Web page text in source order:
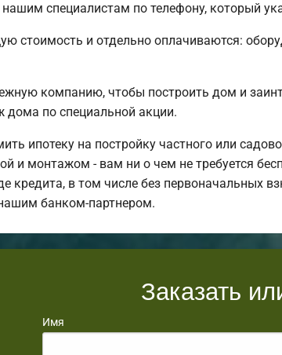
специалистам по телефону, который
стоимость и отдельно оплачиваются:
компанию, чтобы построить дом и
дома по специальной акции.
ипотеку на постройку частного или
и монтажом - вам ни о чем не требуется
кредита, в том числе без первоначальных
банком-партнером.
Заказать
Имя